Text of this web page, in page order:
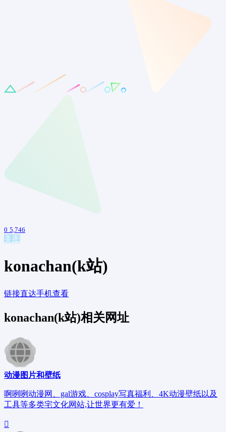
0 5,746
美图
konachan(k站)
链接直达手机查看
konachan(k站)相关网址
动漫图片和壁纸
啊咧咧动漫网、gal游戏、cosplay写真福利、4K动漫壁纸以及
工具等多类宅文化网站,让世界更有爱！